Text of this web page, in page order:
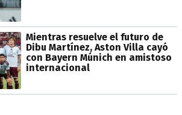
Mientras resuelve el futuro de
Dibu Martínez, Aston Villa cayó
con Bayern Múnich en amistoso
internacional